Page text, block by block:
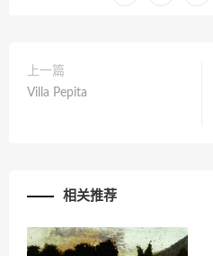
上一篇
Villa Pepita
相关推荐